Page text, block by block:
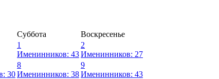
Суббота
Воскресенье
1
Именинников: 43
2
Именинников: 27
30
8
Именинников: 38
9
Именинников: 43